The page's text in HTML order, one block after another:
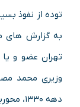
توده از نفوذ
به گزارش های
تهران عضو و
وزیری محمد
دهه ۱۳۳۰، محوریت این حزب در دانشگاه به چالش کشیده شد.